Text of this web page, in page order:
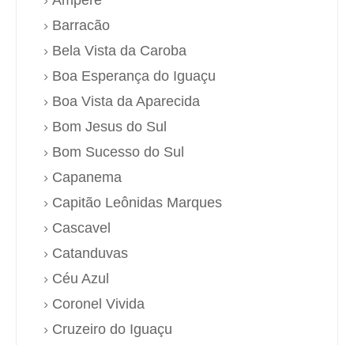
Barracão
Bela Vista da Caroba
Boa Esperança do Iguaçu
Boa Vista da Aparecida
Bom Jesus do Sul
Bom Sucesso do Sul
Capanema
Capitão Leônidas Marques
Cascavel
Catanduvas
Céu Azul
Coronel Vivida
Cruzeiro do Iguaçu